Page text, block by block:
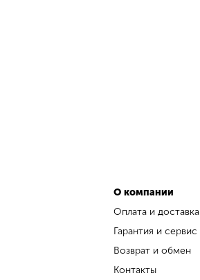
О компании
Оплата и доставка
Гарантия и сервис
Возврат и обмен
Контакты